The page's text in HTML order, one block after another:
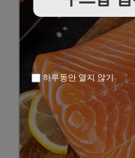
하루동안 열지 않기